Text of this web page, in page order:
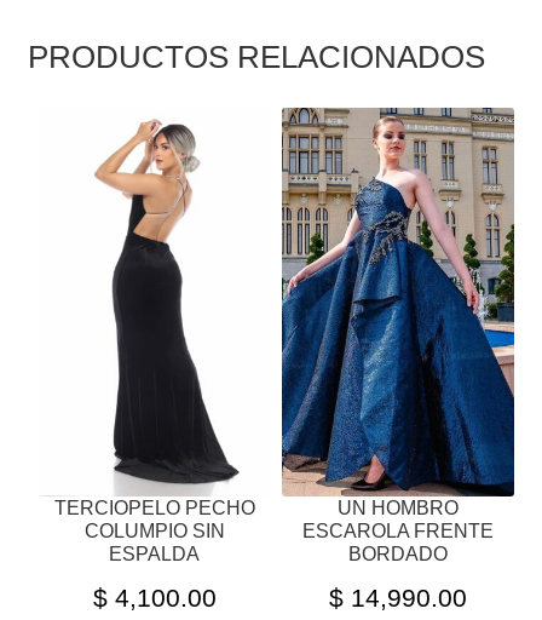
PRODUCTOS RELACIONADOS
TERCIOPELO PECHO
COLUMPIO SIN
ESPALDA
$4,100.00
PRODUCTO
TIENE
MÚLTIPLES
VARIANTES.
OPCIONES
PUEDEN
DE
PRODUCTO
UN HOMBRO
ESCAROLA FRENTE
BORDADO
$ 14,990.00
ESTE
PRODUCTO
TIENE
MÚLTIPLES
VARIANTES.
LAS
OPCIONES
SE
PUEDEN
ELEGIR
EN
LA
PÁGINA
PRODUCTO